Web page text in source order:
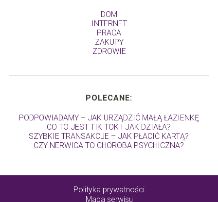
DOM
INTERNET
PRACA
ZAKUPY
ZDROWIE
POLECANE:
PODPOWIADAMY – JAK URZĄDZIĆ MAŁĄ ŁAZIENKĘ
CO TO JEST TIK TOK I JAK DZIAŁA?
SZYBKIE TRANSAKCJE – JAK PŁACIĆ KARTĄ?
CZY NERWICA TO CHOROBA PSYCHICZNA?
Polityka prywatności
Mapa serwisu